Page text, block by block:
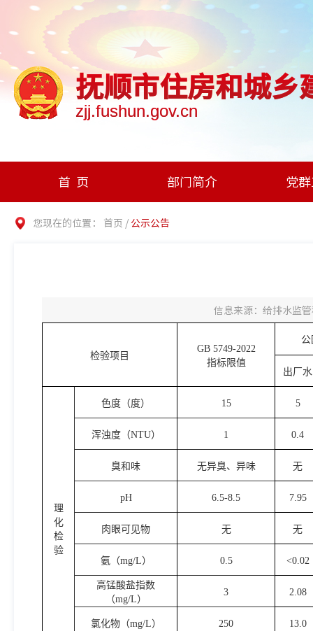
抚顺市住房和城乡
zjj.fushun.gov.cn
首页 部门简介 党
您现在的位置： 首页 / 公示公告
信息来源：给排水监
检验项目
GB 5749-2022
指标限值
公
出厂水
理
化
检
验
色度（度） 15 5
浑浊度（NTU） 1 0.4
臭和味 无异臭、异味 无
pH 6.5-8.5 7.95
肉眼可见物 无 无
氨（mg/L） 0.5 <0.02
高锰酸盐指数
（mg/L）
3 2.08
氯化物（mg/L） 250 13.0